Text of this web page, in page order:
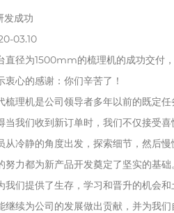
发成功
03.10
直径为1500mm的梳理机的成功交付
衷心的感谢：你们辛苦了！
梳理机是公司领导者多年以前的既定
当我们收到新订单时，我们不仅接受
从冷静的角度出发，探索细节，然后
努力都为新产品开发奠定了坚实的基础。
我们提供了生存，学习和晋升的机会
继续为公司的发展做出贡献，并为我们